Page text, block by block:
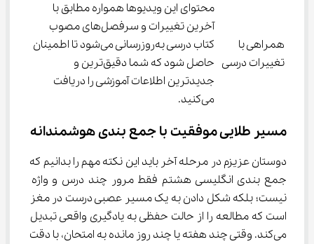
همراهی با
تغییرات درسی
محتوای این ویدیوها همواره مطابق با
آخرین تغییرات و سرفصل‌های مصوب
کتاب درسی به‌روزرسانی می‌شود تا اطمینان
حاصل شود که شما دقیق‌ترین و
جدیدترین اطلاعات آموزشی را دریافت
می‌کنید.
مسیر طلایی موفقیت با جمع ‌بندی هوشمندانه
دوستان عزیزم در مرحله آخر باید این نکته مهم را بدانیم که
جمع بندی انگلیسی هشتم فقط مرور چند درس و واژه
نیست؛ بلکه شکل دادن به یک مسیر عصبی درست در مغز
است که مطالعه را از حالت حفظی به یادگیری واقعی تبدیل
می‌کند. وقتی چند هفته یا چند روز مانده به امتحان، با دقت